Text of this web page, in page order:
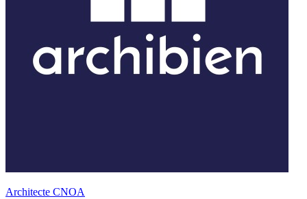
Architecte CNOA